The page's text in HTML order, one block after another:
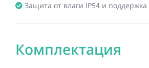
Защита от влаги IP54 и
Комплектация